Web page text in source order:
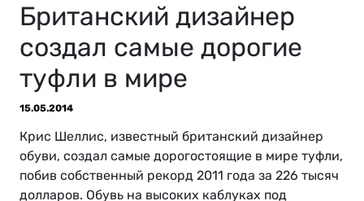
Британский дизайнер
создал самые дорогие
туфли в мире
15.05.2014
Крис Шеллис, известный британский дизайнер
обуви, создал самые дорогостоящие в мире туфли,
побив собственный рекорд 2011 года за 226 тысяч
долларов. Обувь на высоких каблуках под